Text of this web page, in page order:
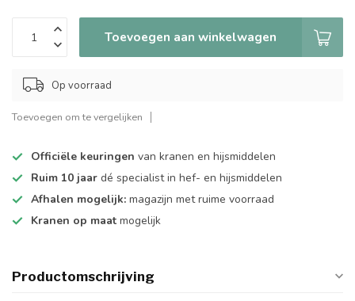
Toevoegen aan winkelwagen
Op voorraad
Toevoegen om te vergelijken
Officiële keuringen van kranen en hijsmiddelen
Ruim 10 jaar dé specialist in hef- en hijsmiddelen
Afhalen mogelijk: magazijn met ruime voorraad
Kranen op maat mogelijk
Productomschrijving